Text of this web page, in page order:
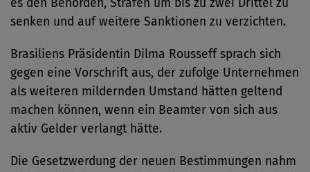
es den Behörden, Strafen um bis zu zwei Drittel zu
senken und auf weitere Sanktionen zu verzichten.
Brasiliens Präsidentin Dilma Rousseff sprach sich
gegen eine Vorschrift aus, der zufolge Unternehmen
als weiteren mildernden Umstand hätten geltend
machen können, wenn ein Beamter von sich aus
aktiv Gelder verlangt hätte.
Die Gesetzwerdung der neuen Bestimmungen nahm